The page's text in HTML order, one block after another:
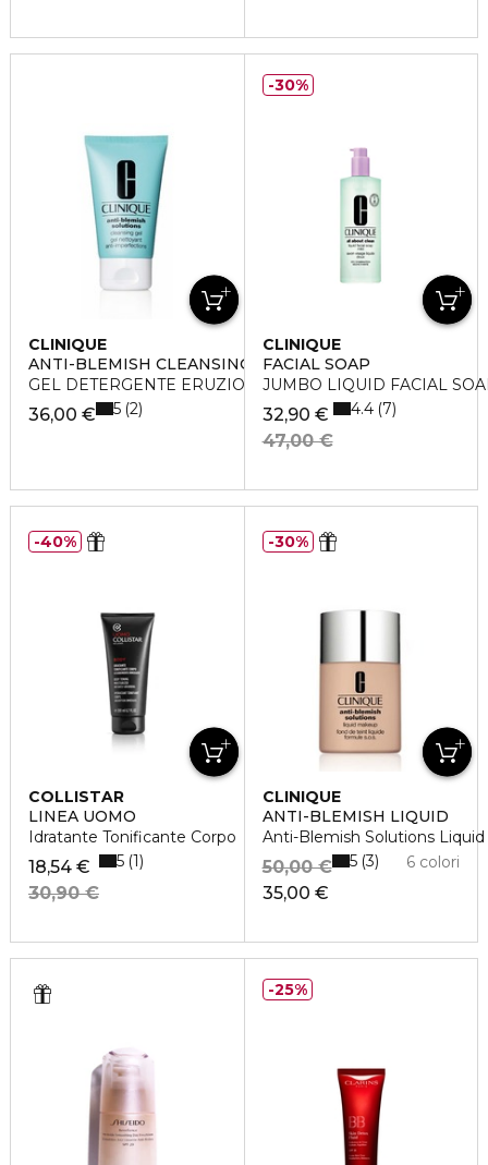
CLINIQUE
ANTI-BLEMISH CLEANSING GEL
GEL DETERGENTE ERUZIONI CUTANEE
36,00 € 5 2
CLINIQUE
FACIAL SOAP
JUMBO LIQUID FACIAL
32,90 €
47,00 €
4.4 7
30%
COLLISTAR
LINEA UOMO
Idratante Tonificante Corpo
18,54 €
30,90 €
5 1
40%
CLINIQUE
ANTI-BLEMISH LIQUID
Anti-Blemish Solutions
35,00 €
50,00 € 6 colori
5 3
30%
25%